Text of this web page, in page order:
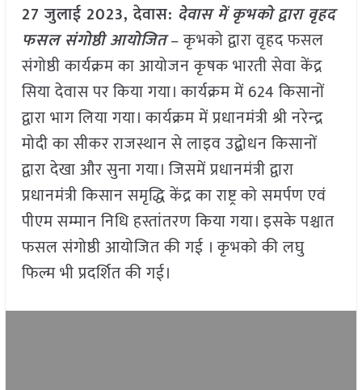
27 जुलाई 2023, देवास: देवास में कृभको द्वारा वृहद
फसल संगोष्ठी आयोजित– कृभको द्वारा वृहद फसल
संगोष्ठी कार्यक्रम का आयोजन कृषक भारती सेवा केंद्र
सिया देवास पर किया गया। कार्यक्रम में 624 किसानों
द्वारा भाग लिया गया। कार्यक्रम में प्रधानमंत्री श्री नरेन्‍द्र
मोदी का सीकर राजस्थान से लाइव उद्बोधन किसानों
द्वारा देखा और सुना गया। जिसमें प्रधानमंत्री द्वारा
प्रधानमंत्री किसान समृद्धि केंद्र का राष्ट्र को समर्पण एवं
पीएम सम्मान निधि हस्तांतरण किया गया। इसके पश्चात
फसल संगोष्ठी आयोजित की गई । कृभको की लघु
फिल्म भी प्रदर्शित की गई।